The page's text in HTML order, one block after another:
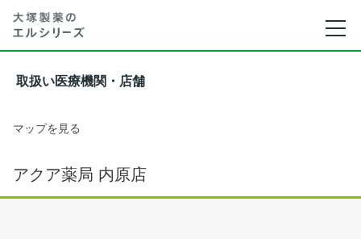
取扱い医療機関・店舗
マップを見る
アクア薬局 内原店